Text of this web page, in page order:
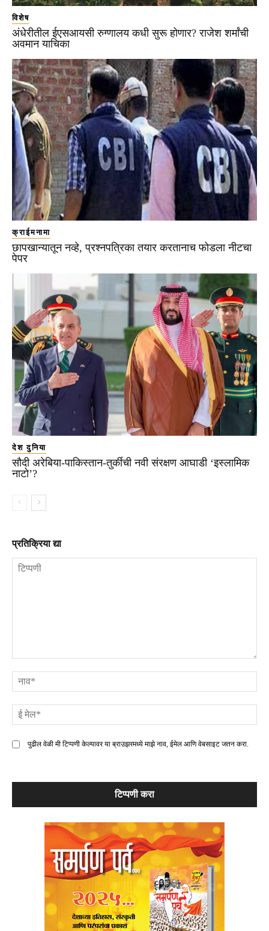
विशेष
अंधेरीतील ईएसआयसी रुग्णालय कधी सुरू होणार? राजेश शर्मांची
अवमान याचिका
क्राईमनामा
छापखान्यातून नव्हे, प्रश्नपत्रिका तयार करतानाच फोडला नीटचा
पेपर
देश दुनिया
सौदी अरेबिया-पाकिस्तान-तुर्कीची नवी संरक्षण आघाडी ‘इस्लामिक
नाटो’?
प्रतिक्रिया द्या
पुढील वेळी मी टिप्पणी केल्यावर या ब्राउझरमध्ये माझे नाव, ईमेल आणि वेबसाइट जतन करा.